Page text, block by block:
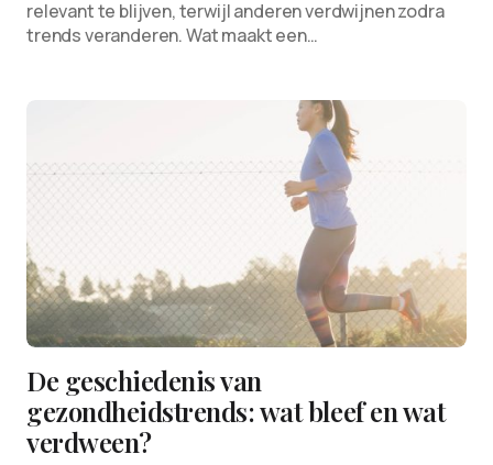
relevant te blijven, terwijl anderen verdwijnen zodra
trends veranderen. Wat maakt een…
De geschiedenis van
gezondheidstrends: wat bleef en wat
verdween?